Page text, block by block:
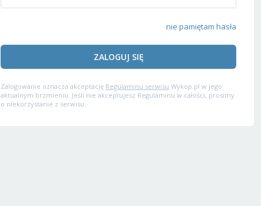
nie pamiętam hasła
ZALOGUJ SIĘ
Zalogowanie oznacza akceptację Regulaminu serwisu Wykop.pl w jego
aktualnym brzmieniu. Jeśli nie akceptujesz Regulaminu w całości, prosimy
o niekorzystanie z serwisu.